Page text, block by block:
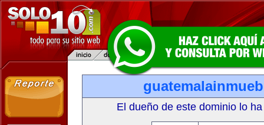
El dueño de este dominio lo